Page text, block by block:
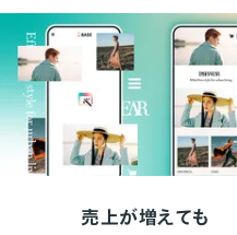
売上が増えても